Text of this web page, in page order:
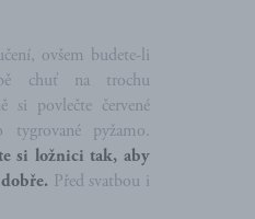
ovšem budete-li
chuť na trochu
si povlečte červené
tygrované pyžamo.
si ložnici tak, aby
Před svatbou i